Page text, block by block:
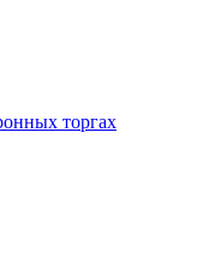
торгах